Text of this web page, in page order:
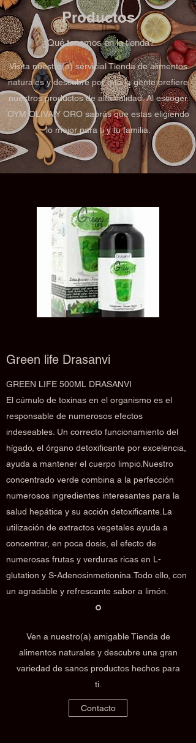
Productos
¿Qué tenemos en la tienda?
Visita nuestro(a) servicial Tienda de alimentos
naturales y descubre por qué la gente prefiere
nuestros productos de alta calidad. Al escoger
OYM OLIVA Y ORO sabrás que estas eligiendo
lo mejor para ti y tu familia.
Ven a nuestro(a) amigable Tienda de
alimentos naturales y descubre una gran
variedad de sanos productos hechos para
ti.
Contacto
Green life Drasanvi
GREEN LIFE 500ML DRASANVI
El cúmulo de toxinas en el organismo es el
responsable de numerosos efectos
indeseables. Un correcto funcionamiento del
hígado, el órgano detoxificante por excelencia,
ayuda a mantener el cuerpo limpio.Nuestro
concentrado verde combina a la perfección
numerosos ingredientes interesantes para la
salud hepática y su acción detoxificante.La
utilización de extractos vegetales ayuda a
concentrar, en poca dosis, el efecto de
numerosas frutas y verduras ricas en L-
glutation y S-Adenosinmetionina.Todo ello, con
un agradable y refrescante sabor a limón.